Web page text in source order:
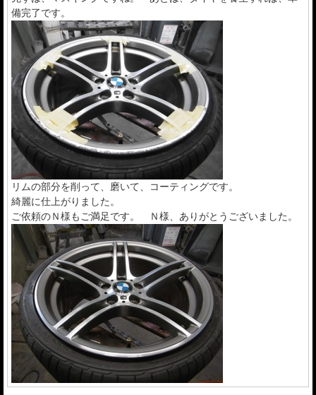
備完了です。
リムの部分を削って、磨いて、コーティングです。
綺麗に仕上がりました。
ご依頼のＮ様もご満足です。 Ｎ様、ありがとうございました。